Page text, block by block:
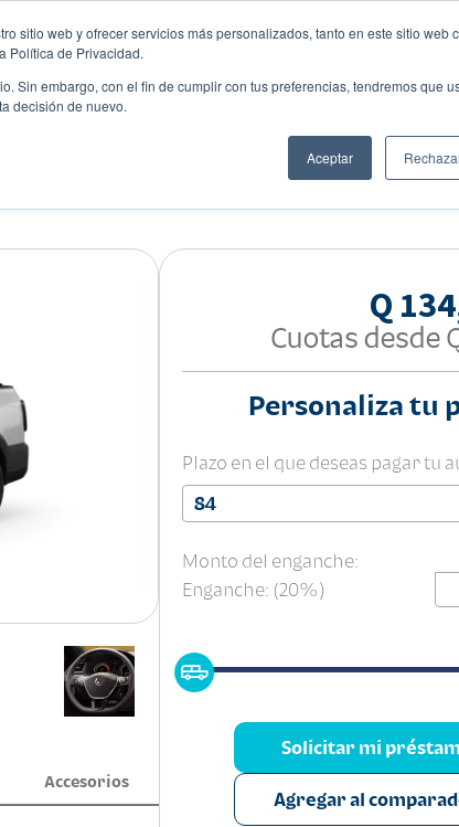
sitio web y ofrecer servicios más personalizados, tanto en este sitio web
Política de Privacidad.
Sin embargo, con el fin de cumplir con tus preferencias, tendremos que
decisión de nuevo.
AceptarCompartir:
Accesorios
Q
Cuotas desde
Personaliza tu
Plazo en el que deseas pagar tu
84
Monto del enganche:
Enganche: (20%)
Solicitar mi
Agregar al